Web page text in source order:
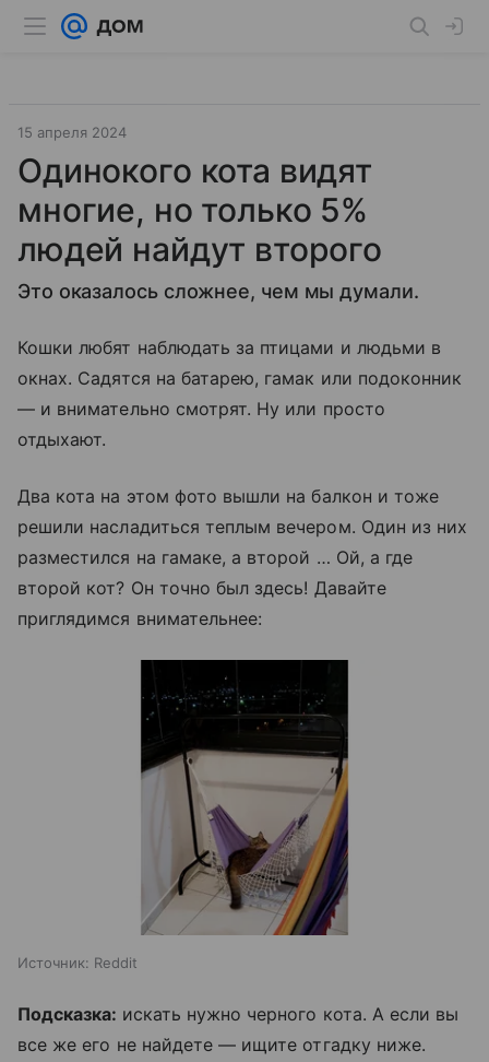
15 апреля 2024
Одинокого кота видят
многие, но только 5%
людей найдут второго
Это оказалось сложнее, чем мы думали.
Кошки любят наблюдать за птицами и людьми в
окнах. Садятся на батарею, гамак или подоконник
— и внимательно смотрят. Ну или просто
отдыхают.
Два кота на этом фото вышли на балкон и тоже
решили насладиться теплым вечером. Один из них
разместился на гамаке, а второй … Ой, а где
второй кот? Он точно был здесь! Давайте
приглядимся внимательнее:
Источник: Reddit
Подсказка: искать нужно черного кота. А если вы
все же его не найдете — ищите отгадку ниже.